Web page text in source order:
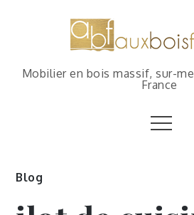
Mobilier en bois massif, sur-
France
Blog